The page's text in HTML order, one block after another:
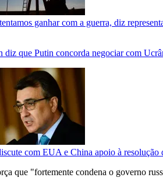
ganhar com a guerra, diz
diz que Putin concorda negociar com
com EUA e China apoio à resolução
que "fortemente condena o governo